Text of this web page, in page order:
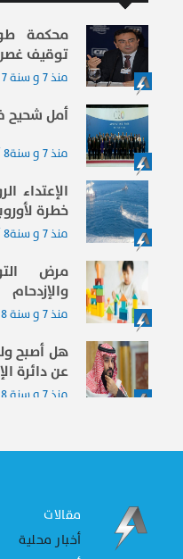
محكمة
توقيف
منذ 7 و سنة 7 أشهر و 19 يوم
أمل شحيح
منذ 7 و سنة8 أشهر و 7 أيام
الإعتداء
خطرة
منذ 7 و سنة8 أشهر و 10 أيام
مرض
والإزدحام
منذ 7 و سنة 8 أشهر و 16 يوم
هل أصبح
عن دائرة
منذ 7 و سنة 8 أشهر و 16 يوم
مقالات
أخبار محلية